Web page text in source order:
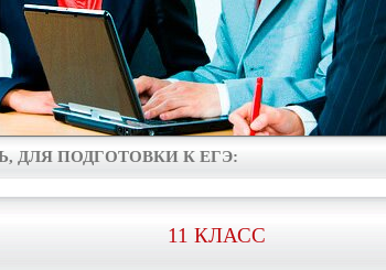
ДЛЯ ПОДГОТОВКИ К ЕГЭ:
11 КЛАСС